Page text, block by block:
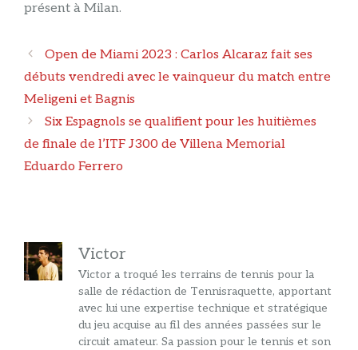
présent à Milan.
Navigation
des
articles
Open de Miami 2023 : Carlos Alcaraz fait ses
débuts vendredi avec le vainqueur du match entre
Meligeni et Bagnis
Six Espagnols se qualifient pour les huitièmes
de finale de l’ITF J300 de Villena Memorial
Eduardo Ferrero
Victor
Victor a troqué les terrains de tennis pour la
salle de rédaction de Tennisraquette, apportant
avec lui une expertise technique et stratégique
du jeu acquise au fil des années passées sur le
circuit amateur. Sa passion pour le tennis et son